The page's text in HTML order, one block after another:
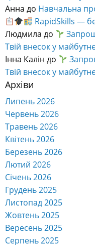
Травень 2024
Квітень 2024
Березень 2024
Лютий 2024
Січень 2024
Грудень 2023
Листопад 2023
Жовтень 2023
Вересень 2023
Серпень 2023
Липень 2023
Червень 2023
Травень 2023
Квітень 2023
Березень 2023
Лютий 2023
Січень 2023
Грудень 2022
Листопад 2022